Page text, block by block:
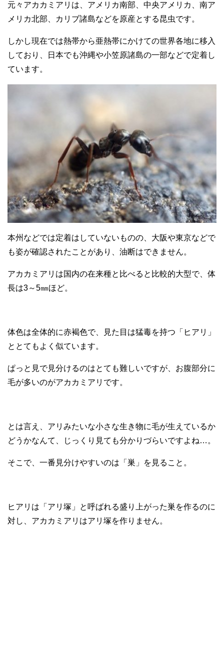
元々アカカミアリは、アメリカ南部、中央アメリカ、南ア
メリカ北部、カリブ諸島などを原産とする昆虫です。
しかし現在では熱帯から亜熱帯にかけての世界各地に移入
しており、日本でも沖縄や小笠原諸島の一部などで定着し
ています。
本州などでは定着はしていないものの、大阪や東京などで
も姿が確認されたことがあり、油断はできません。
アカカミアリは国内の在来種と比べると比較的大型で、体
長は3～5㎜ほど。
体色は全体的に赤褐色で、見た目は猛毒を持つ「ヒアリ」
ととてもよく似ています。
ぱっと見で見分けるのはとても難しいですが、お腹部分に
毛が多いのがアカカミアリです。
とは言え、アリみたいな小さな生き物に毛が生えているか
どうかなんて、じっくり見ても分かりづらいですよね…。
そこで、一番見分けやすいのは「巣」を見ること。
ヒアリは「アリ塚」と呼ばれる盛り上がった巣を作るのに
対し、アカカミアリはアリ塚を作りません。